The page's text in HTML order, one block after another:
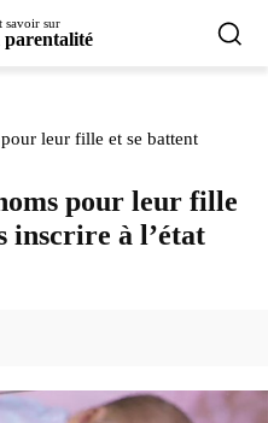
savoir sur
parentalité
leur fille et se battent
pour leur fille
inscrire à l’état